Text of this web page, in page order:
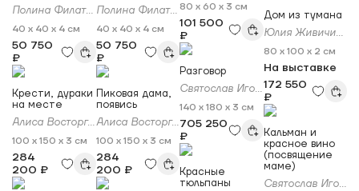
Полина Филатова
40 x 40 x 4 см
50 750
₽
Крести, дураки
на месте
Алиса Восторг (Alisa Vostorg)
100 x 150 x 3 см
284
200 ₽
Полина Филатова
40 x 40 x 4 см
50 750
₽
Пиковая дама,
появись
Алиса Восторг (Alisa Vostorg)
100 x 150 x 3 см
284
200 ₽
80 x 60 x 3 см
101 500
₽
Разговор
Святослав Игоревич Ушаков
140 x 180 x 3 см
705 250
₽
Красные
тюльпаны
Дом из тумана
Юлия Живичина
80 x 100 x 2 см
На выставке
172 550
₽
Кальман и
красное вино
(посвящение
маме)
Святослав Игоревич Ушаков